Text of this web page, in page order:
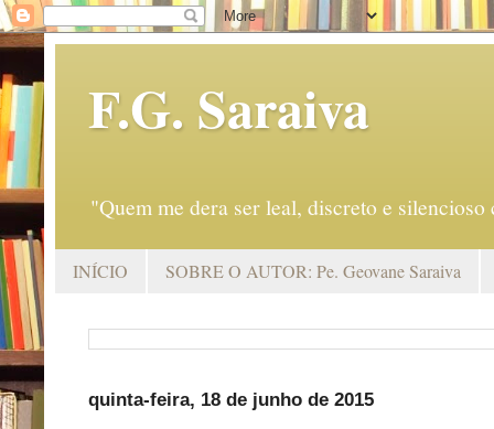
F.G. Saraiva
"Quem me dera ser leal, discreto e
INÍCIO SOBRE O AUTOR: Pe. Geovane Saraiva
quinta-feira, 18 de junho de 2015